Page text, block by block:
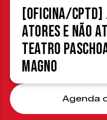
[OFICINA/
atores e não
Teatro
Magno
Agenda